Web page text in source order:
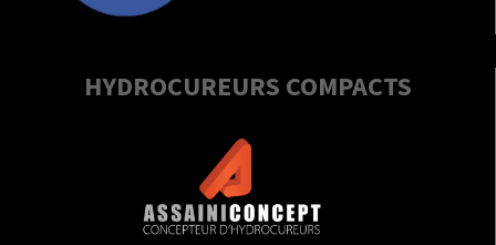
HYDROCUREURS COMPACTS